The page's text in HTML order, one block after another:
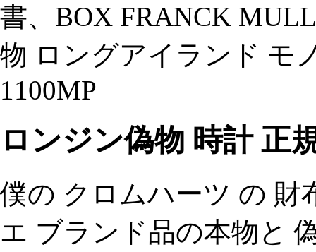
書、BOX FRANCK
物 ロングアイランド モ
1100MP
ロンジン偽物 時計 正
僕の クロムハーツ の 財
エ ブランド品の本物と